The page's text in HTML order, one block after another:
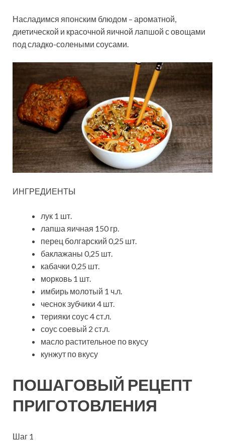
Насладимся японским блюдом – ароматной,
диетической и красочной яичной лапшой с овощами
под сладко-солеными соусами.
ИНГРЕДИЕНТЫ
лук 1 шт.
лапша яичная 150 гр.
перец болгарский 0,25 шт.
баклажаны 0,25 шт.
кабачки 0,25 шт.
морковь 1 шт.
имбирь молотый 1 ч.л.
чеснок зубчики 4 шт.
терияки соус 4 ст.л.
соус соевый 2 ст.л.
масло растительное по вкусу
кунжут по вкусу
ПОШАГОВЫЙ РЕЦЕПТ
ПРИГОТОВЛЕНИЯ
Шаг 1